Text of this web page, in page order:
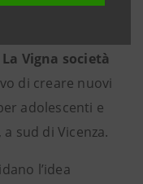
CESVI
La Vigna società
di creare nuovi
adolescenti e
sud di Vicenza.
l’idea